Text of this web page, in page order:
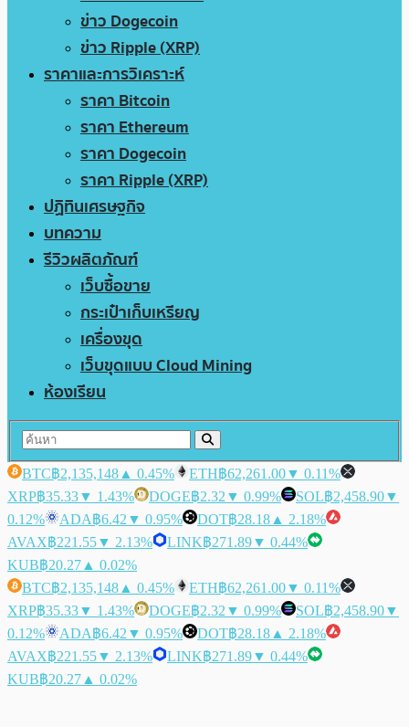
ข่าว Dogecoin
ข่าว Ripple (XRP)
ราคาและการวิเคราะห์
ราคา Bitcoin
ราคา Ethereum
ราคา Dogecoin
ราคา Ripple (XRP)
ปฏิทินเศรษฐกิจ
บทความ
รีวิวผลิตภัณฑ์
เว็บซื้อขาย
กระเป๋าเก็บเหรียญ
เครื่องขุด
เว็บขุดแบบ Cloud Mining
ห้องเรียน
BTC฿2,135,148 ▲ 0.45% ETH฿62,261.00▼ 0.11%
XRP฿35.33▼ 1.43% DOGE฿2.32 ▼ 0.99% SOL฿2,458.90▼
0.12%
ADA฿6.42 ▼ 0.95% DOT฿28.18 ▲ 2.18%
AVAX฿221.55▼ 2.13% LINK฿271.89▼ 0.44%
KUB฿20.27 ▲ 0.02%
BTC฿2,135,148 ▲ 0.45% ETH฿62,261.00▼ 0.11%
XRP฿35.33▼ 1.43% DOGE฿2.32 ▼ 0.99% SOL฿2,458.90▼
0.12%
ADA฿6.42 ▼ 0.95% DOT฿28.18 ▲ 2.18%
AVAX฿221.55▼ 2.13% LINK฿271.89▼ 0.44%
KUB฿20.27 ▲ 0.02%